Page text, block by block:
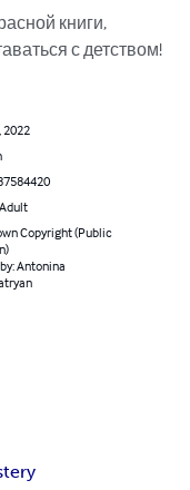
книги,
с детством!
2022
Copyright (Public
Antonina